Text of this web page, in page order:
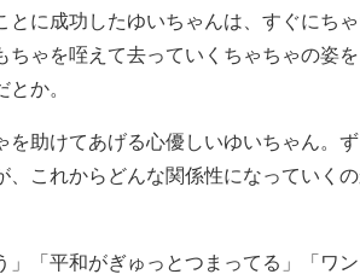
とに成功したゆいちゃんは、すぐにち
ちゃを咥えて去っていくちゃちゃの姿
か。
を助けてあげる心優しいゆいちゃん。
、これからどんな関係性になっていく
」「平和がぎゅっとつまってる」「ワ